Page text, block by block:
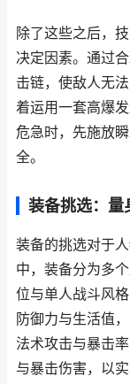
除了这些之后，
决定因素。通过
击链，使敌人无
着运用一套高爆
危急时，先施放
全。
装备挑选：量
装备的挑选对于
中，装备分为多
位与单人战斗风
防御力与生活值
法术攻击与暴击
与暴击伤害，以